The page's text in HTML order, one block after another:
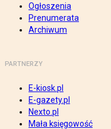
Ogłoszenia
Prenumerata
Archiwum
PARTNERZY
E-kiosk.pl
E-gazety.pl
Nexto.pl
Mała księgowość